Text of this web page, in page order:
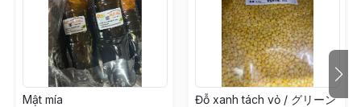
Mật mía
Đỗ xanh tách vỏ / グリーン